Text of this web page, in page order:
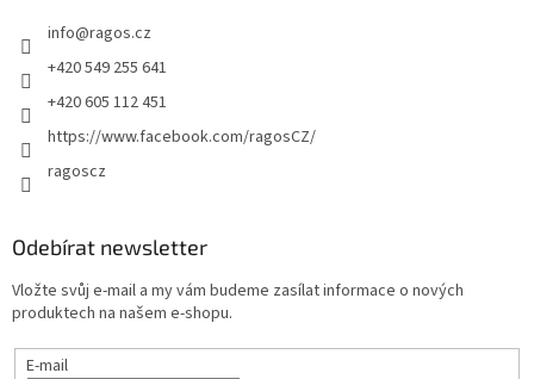
info@ragos.cz
+420 549 255 641
+420 605 112 451
https://www.facebook.com/ragosCZ/
ragoscz
Odebírat newsletter
Vložte svůj e-mail a my vám budeme zasílat informace o nových
produktech na našem e-shopu.
E-mail